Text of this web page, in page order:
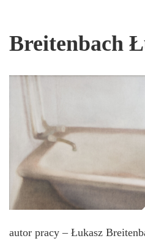
Breitenbach
autor pracy – Łukasz